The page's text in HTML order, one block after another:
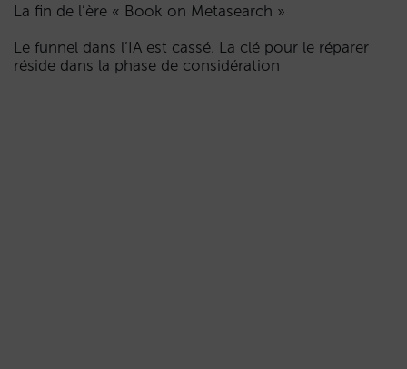
La fin de l’ère « Book on Metasearch »
Le funnel dans l’IA est cassé. La clé pour le réparer
réside dans la phase de considération